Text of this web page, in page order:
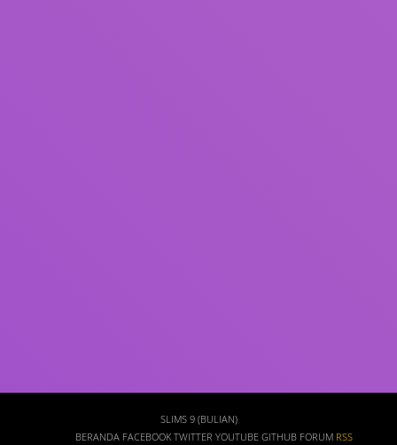
SLIMS 9 (BULIAN)
BERANDA FACEBOOK TWITTER YOUTUBE GITHUB FORUM RSS